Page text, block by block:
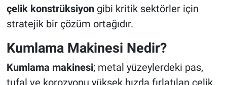
çelik konstrüksiyongibi kritik sektörler için
stratejik bir çözüm ortağıdır.
Kumlama Makinesi Nedir?
Kumlama makinesi; metal yüzeylerdeki pas,
tufal ve korozyonu yüksek hızda fırlatılan çelik